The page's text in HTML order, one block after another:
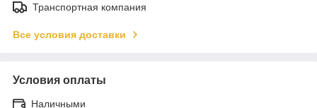
Транспортная компания
Все условия доставки
Условия оплаты
Наличными